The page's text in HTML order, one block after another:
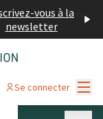
vous à la
newsletter
Se connecter